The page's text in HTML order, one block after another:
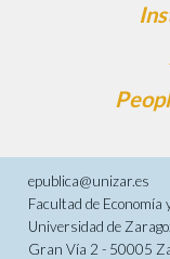
epublica@unizar.es
Facultad de Economía
Universidad de
Gran Vía 2 - 50005